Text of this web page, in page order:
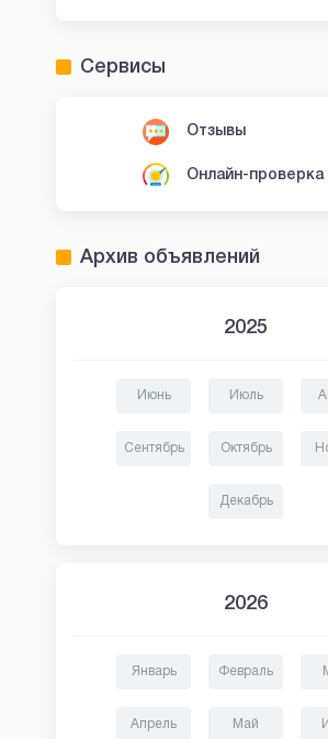
Сервисы
Отзывы
Онлайн-проверка
Архив объявлений
2025
Июнь Июль
Сентябрь Октябрь
Декабрь
2026
Январь Февраль
Апрель Май